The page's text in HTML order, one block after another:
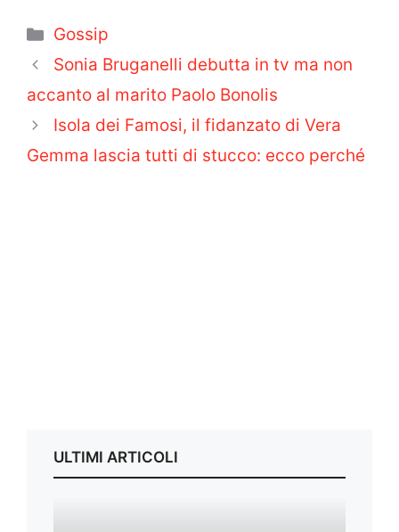
Categorie
Gossip
Sonia Bruganelli debutta in tv ma non
accanto al marito Paolo Bonolis
Isola dei Famosi, il fidanzato di Vera
Gemma lascia tutti di stucco: ecco perché
ULTIMI ARTICOLI